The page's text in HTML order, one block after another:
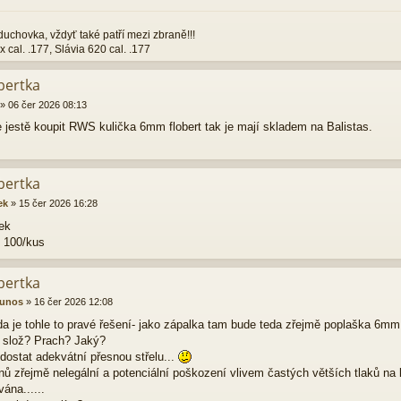
vždyť také patří mezi zbraně!!!
cal. .177, Slávia 620 cal. .177
» 06 čer 2026 08:13
jestě koupit RWS kulička 6mm flobert tak je mají skladem na Balistas.
» 15 čer 2026 16:28
100/kus
» 16 čer 2026 12:08
je tohle to pravé řešení- jako zápalka tam bude teda zřejmě poplaška 6mm
Prach? Jaký?
adekvátní přesnou střelu...
zřejmě nelegální a potenciální poškození vlivem častých větších tlaků na